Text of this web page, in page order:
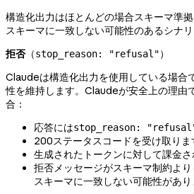
構造化出力はほとんどの場合スキーマ準
スキーマに一致しない可能性のあるシナリ
拒否（stop_reason: "refusal"）
Claudeは構造化出力を使用している場合
性を維持します。Claudeが安全上の理由
合：
応答にはstop_reason:
200ステータスコードを受け取りま
生成されたトークンに対して課金さ
拒否メッセージがスキーマ制約よ
スキーマに一致しない可能性があり